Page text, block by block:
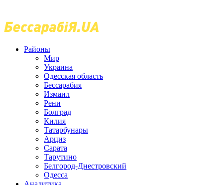
Районы
Мир
Украина
Одесская область
Бессарабия
Измаил
Рени
Болград
Килия
Татарбунары
Арциз
Сарата
Тарутино
Белгород-Днестровский
Одесса